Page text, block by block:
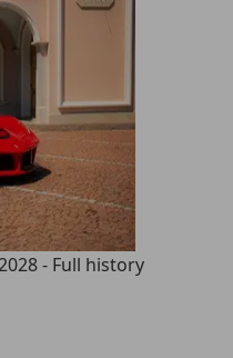
- Full history